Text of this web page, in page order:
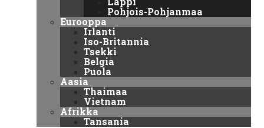
Pohjois-Pohjanmaa
Eurooppa
Irlanti
Iso-Britannia
Tsekki
Belgia
Puola
Aasia
Thaimaa
Vietnam
Afrikka
Tansania